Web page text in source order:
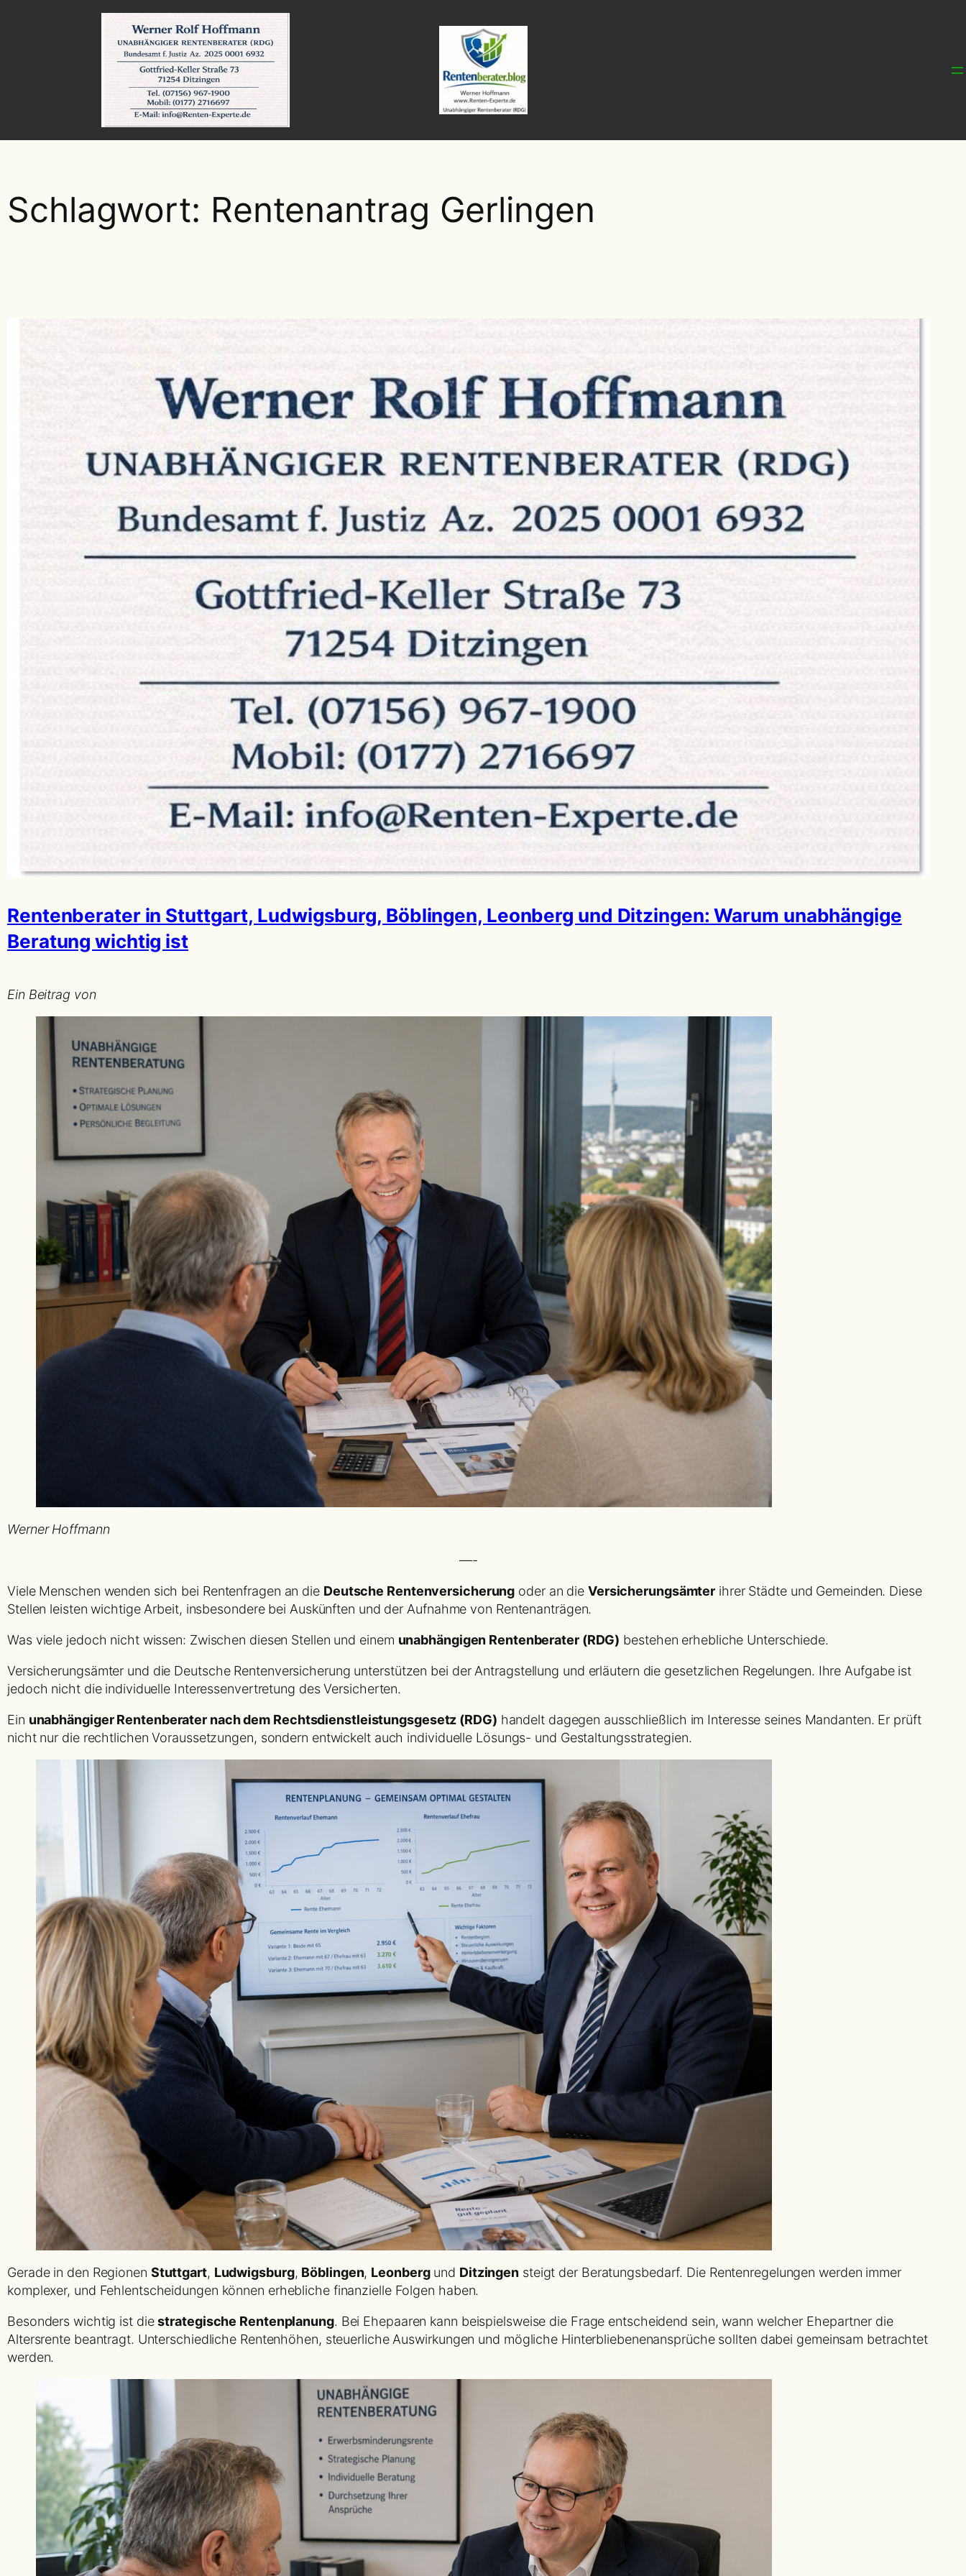
Schlagwort: Rentenantrag Gerlingen
Rentenberater in Stuttgart, Ludwigsburg, Böblingen, Leonberg und Ditzingen: Warum unabhängige
Beratung wichtig ist
Ein Beitrag von
Werner Hoffmann
—-
Viele Menschen wenden sich bei Rentenfragen an die Deutsche Rentenversicherung oder an die Versicherungsämter ihrer Städte und Gemeinden. Diese
Stellen leisten wichtige Arbeit, insbesondere bei Auskünften und der Aufnahme von Rentenanträgen.
Was viele jedoch nicht wissen: Zwischen diesen Stellen und einem unabhängigen Rentenberater (RDG) bestehen erhebliche Unterschiede.
Versicherungsämter und die Deutsche Rentenversicherung unterstützen bei der Antragstellung und erläutern die gesetzlichen Regelungen. Ihre Aufgabe ist
jedoch nicht die individuelle Interessenvertretung des Versicherten.
Ein unabhängiger Rentenberater nach dem Rechtsdienstleistungsgesetz (RDG) handelt dagegen ausschließlich im Interesse seines Mandanten. Er prüft
nicht nur die rechtlichen Voraussetzungen, sondern entwickelt auch individuelle Lösungs- und Gestaltungsstrategien.
Gerade in den Regionen Stuttgart, Ludwigsburg, Böblingen, Leonbergund Ditzingen steigt der Beratungsbedarf. Die Rentenregelungen werden immer
komplexer, und Fehlentscheidungen können erhebliche finanzielle Folgen haben.
Besonders wichtig ist diestrategische Rentenplanung. Bei Ehepaaren kann beispielsweise die Frage entscheidend sein, wann welcher Ehepartner die
Altersrente beantragt. Unterschiedliche Rentenhöhen, steuerliche Auswirkungen und mögliche Hinterbliebenenansprüche sollten dabei gemeinsam betrachtet
werden.